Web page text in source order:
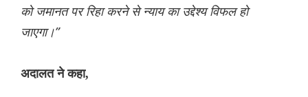
को जमानत पर रिहा करने से न्याय का उद्देश्य विफल हो
जाएगा।”
अदालत ने कहा,